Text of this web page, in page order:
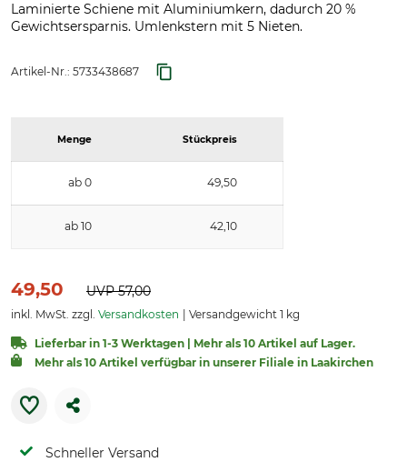
Laminierte Schiene mit Aluminiumkern, dadurch 20 %
Gewichtsersparnis. Umlenkstern mit 5 Nieten.
Artikel-Nr.: 5733438687
Menge Stückpreis
ab 0 49,50
ab 10 42,10
49,50 UVP57,00
inkl. MwSt. zzgl. Versandkosten Versandgewicht 1 kg
Lieferbar in 1-3 Werktagen | Mehr als 10 Artikel auf Lager.
Mehr als 10 Artikel verfügbar in unserer Filiale in Laakirchen
Schneller Versand